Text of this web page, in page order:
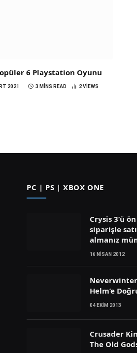
6 Playstation Oyunu
2021 3 MINS READ 2VIEWS
PC | PS | XBOX ONE
Crysis 3’ü ön
siparişle
almanız
16 NISAN 2012
Helm’e
04 EKIM 2013
Crusader
The Old